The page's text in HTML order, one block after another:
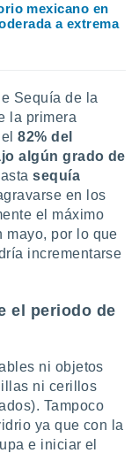
mexicano en
a extrema
Sequía de la
la primera
82% del
algún grado de
sequía
en los
el máximo
mayo, por lo que
incrementarse
el periodo de
ni objetos
ni cerillos
Tampoco
ya que con la
e iniciar el